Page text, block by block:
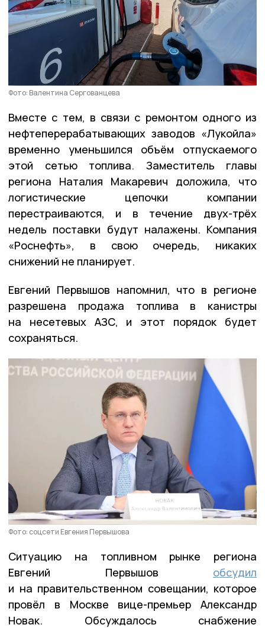
Фото: Валентина Сергованцева
Вместе с тем, в связи с ремонтом одного из
нефтеперерабатывающих заводов «Лукойла»
временно уменьшился объём отпускаемого
этой сетью топлива. Заместитель главы
региона Наталия Макаревич доложила, что
логистические цепочки компании
перестраиваются, и в течение двух-трёх
недель поставки будут налажены. Компания
«Роснефть», в свою очередь, никаких
снижений не планирует.
Евгений Первышов напомнил, что в регионе
разрешена продажа топлива в канистры
на несетевых АЗС, и этот порядок будет
сохраняться.
Фото: соцсети Евгения Первышова
Ситуацию на топливном рынке региона
Евгений Первышов обсудил
и на правительственном совещании, которое
провёл в Москве вице-премьер Александр
Новак. Обсуждалось снабжение